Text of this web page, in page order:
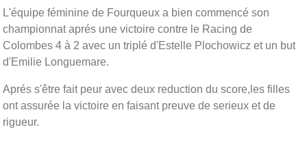
L'équipe féminine de Fourqueux a bien commencé son
championnat aprés une victoire contre le Racing de
Colombes 4 à 2 avec un triplé d'Estelle Plochowicz et un but
d'Emilie Longuemare.
Aprés s'être fait peur avec deux reduction du score,les filles
ont assurée la victoire en faisant preuve de serieux et de
rigueur.